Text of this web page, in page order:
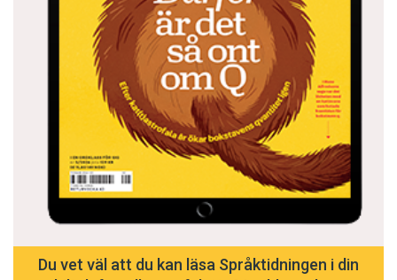
Du vet väl att du kan läsa Språktidningen i din